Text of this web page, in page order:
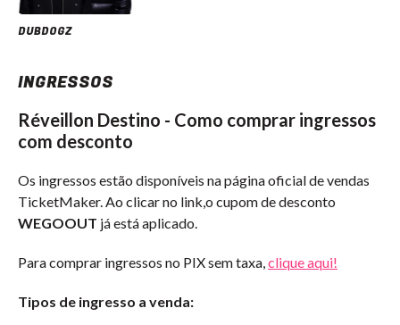
DUBDOGZ
INGRESSOS
Réveillon Destino - Como comprar ingressos
com desconto
Os ingressos estão disponíveis na página oficial de vendas
TicketMaker. Ao clicar no link,o cupom de desconto
WEGOOUT já está aplicado.
Para comprar ingressos no PIX sem taxa,clique aqui!
Tipos de ingresso a venda: